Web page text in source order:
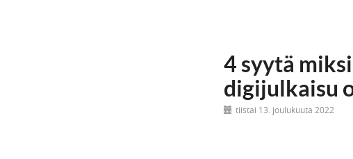
4 syytä
digijulkaisu
tiistai 13. joulukuuta 2022